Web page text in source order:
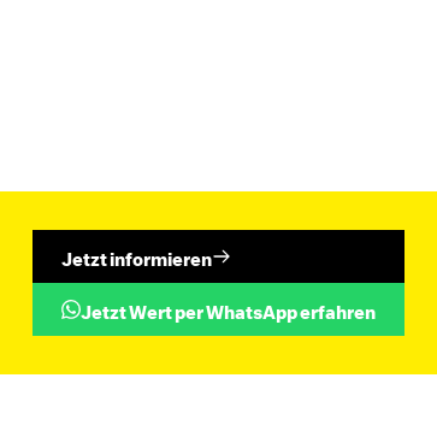
Jetzt informieren
Jetzt Wert per WhatsApp erfahren